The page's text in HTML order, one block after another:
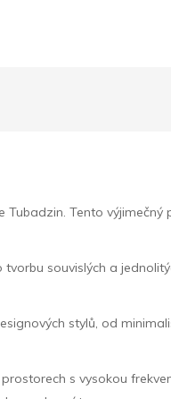
Tento
souvislých a
stylů, od
s vysokou